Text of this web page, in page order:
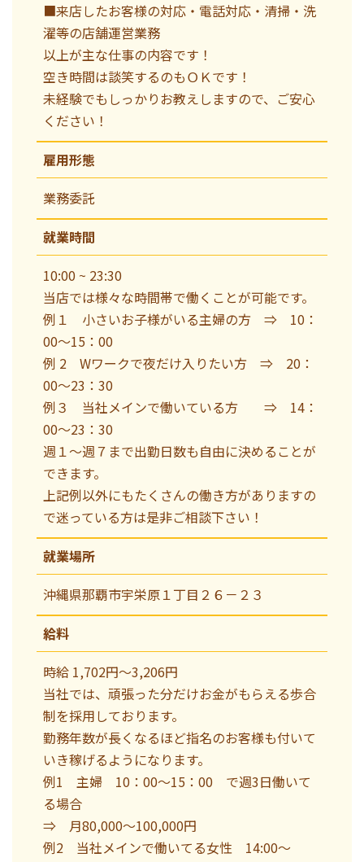
■来店したお客様の対応・電話対応・清掃・洗
濯等の店舗運営業務
以上が主な仕事の内容です！
空き時間は談笑するのもＯＫです！
未経験でもしっかりお教えしますので、ご安心
ください！
雇用形態
業務委託
就業時間
10:00 ~ 23:30
当店では様々な時間帯で働くことが可能です。
例１ 小さいお子様がいる主婦の方 ⇒ 10：
00～15：00
例 2 Wワークで夜だけ入りたい方 ⇒ 20：
00～23：30
例３ 当社メインで働いている方 ⇒ 14：
00～23：30
週１～週７まで出勤日数も自由に決めることが
できます。
上記例以外にもたくさんの働き方がありますの
で迷っている方は是非ご相談下さい！
就業場所
沖縄県那覇市宇栄原１丁目２６－２３
給料
時給 1,702円〜3,206円
当社では、頑張った分だけお金がもらえる歩合
制を採用しております。
勤務年数が長くなるほど指名のお客様も付いて
いき稼げるようになります。
例1 主婦 10：00～15：00 で週3日働いて
る場合
⇒ 月80,000～100,000円
例2 当社メインで働いてる女性 14:00～